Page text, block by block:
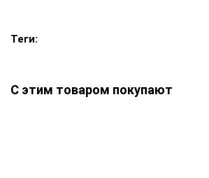
Теги:
С этим товаром покупают